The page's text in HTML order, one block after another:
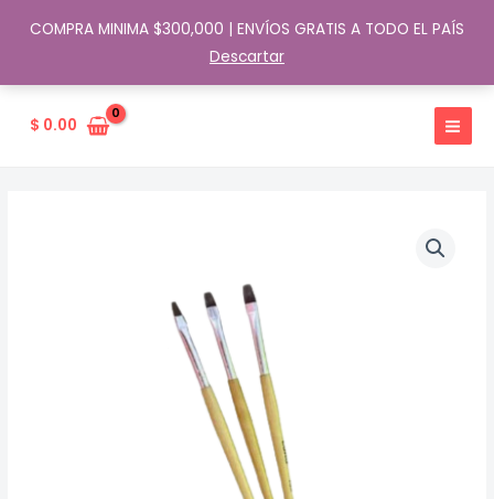
COMPRA MINIMA $300,000 | ENVÍOS GRATIS A TODO EL PAÍS
Descartar
$ 0.00